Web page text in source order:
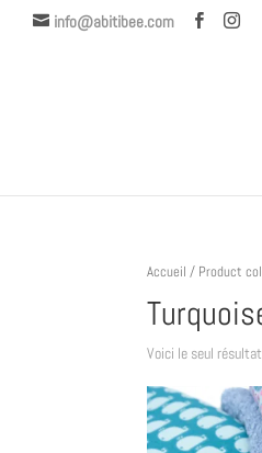
info@abitibee.com
Accueil / Product
Voici le seul résultat